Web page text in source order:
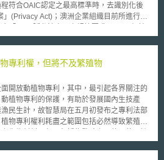
符合OAIC認定之最高標準時，去識別化後
(Privacy Act)；澳洲企業組織目前所進行之
別化認定標準之指引草案。 澳洲
用、揭露與保存設有規定，APPs第6條更明
個人資料進行銷毀或去識別化。 如非
即無銷毀或去識別化義務；此外，若所保有
洲政府機關以契約方式委託非公務機關，非
務。應注意者，APPs原則上禁止非公務機
專利權，但將不及繁殖物
放動植物專利，其中，最引起各界關注的
植物專利的保護，有助於發展國內生技產
民生計，故智慧局在五月初發布之專利法部
物專利權利耗盡之範圍包括必然導致繁殖之